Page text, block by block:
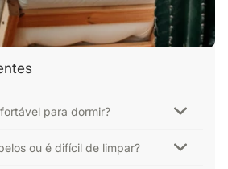
para dormir?
ou é difícil de limpar?